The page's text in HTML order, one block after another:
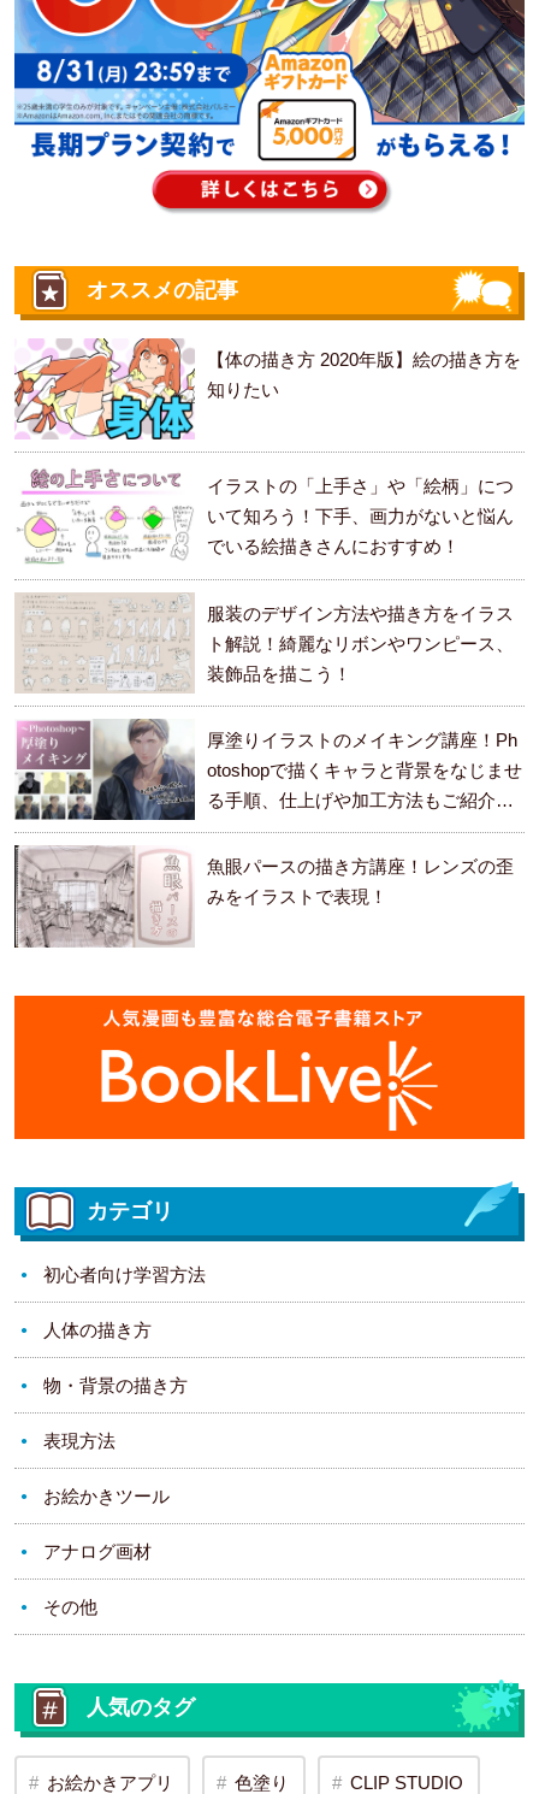
オススメの記事
【体の描き方 2020年版】絵の描き方を
知りたい
イラストの「上手さ」や「絵柄」につ
いて知ろう！下手、画力がないと悩ん
でいる絵描きさんにおすすめ！
服装のデザイン方法や描き方をイラス
ト解説！綺麗なリボンやワンピース、
装飾品を描こう！
厚塗りイラストのメイキング講座！Ph
otoshopで描くキャラと背景をなじませ
る手順、仕上げや加工方法もご紹介し
ます。
魚眼パースの描き方講座！レンズの歪
みをイラストで表現！
カテゴリ
初心者向け学習方法
人体の描き方
物・背景の描き方
表現方法
お絵かきツール
アナログ画材
その他
人気のタグ
お絵かきアプリ 色塗り CLIP STUDIO